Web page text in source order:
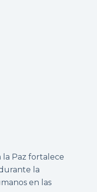
la Paz fortalece
la
en las